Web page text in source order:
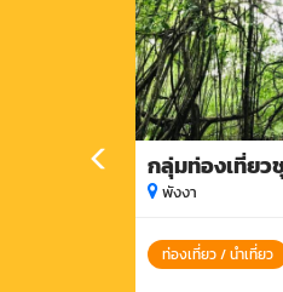
กลุ่มท่องเที่ยว
พังงา
ท่องเที่ยว / นำเที่ยว